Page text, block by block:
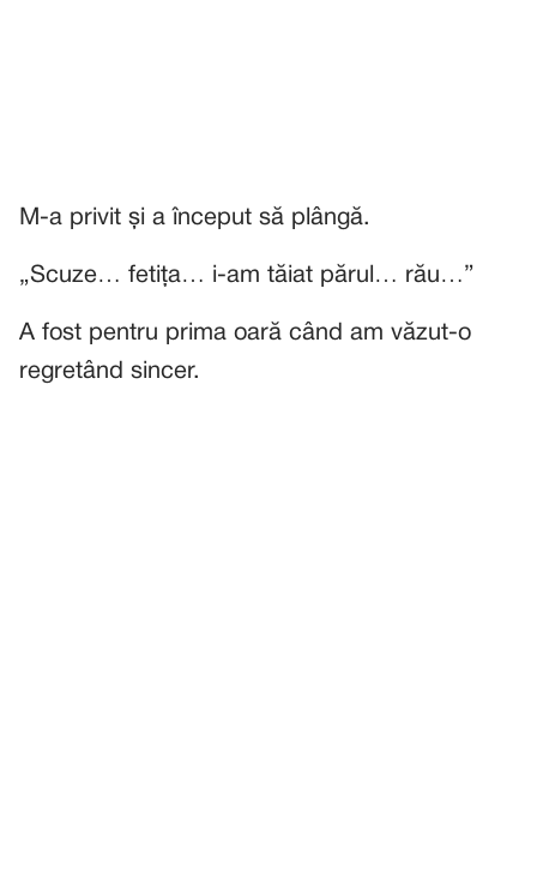
M-a privit și a început să plângă.
„Scuze… fetița… i-am tăiat părul… rău…”
A fost pentru prima oară când am văzut-o
regretând sincer.